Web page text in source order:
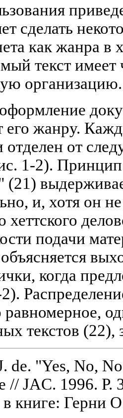
сделать
как жанра в
текст
организацию.
его жанру.
отделен от
1-2).
(21)
и, хотя он
подачи
когда
равномерное,
текстов (22),
de. "Yes, No,
// JAC. 1996. P.
в книге: